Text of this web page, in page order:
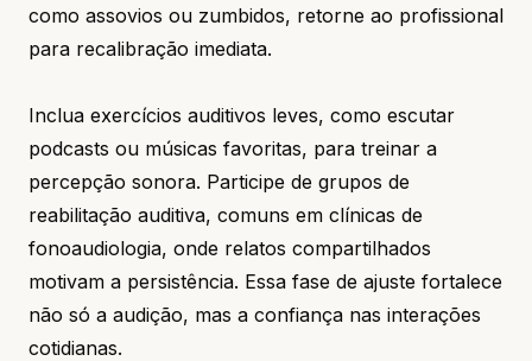
como assovios ou zumbidos, retorne ao profissional
para recalibração imediata.
Inclua exercícios auditivos leves, como escutar
podcasts ou músicas favoritas, para treinar a
percepção sonora. Participe de grupos de
reabilitação auditiva, comuns em clínicas de
fonoaudiologia, onde relatos compartilhados
motivam a persistência. Essa fase de ajuste fortalece
não só a audição, mas a confiança nas interações
cotidianas.